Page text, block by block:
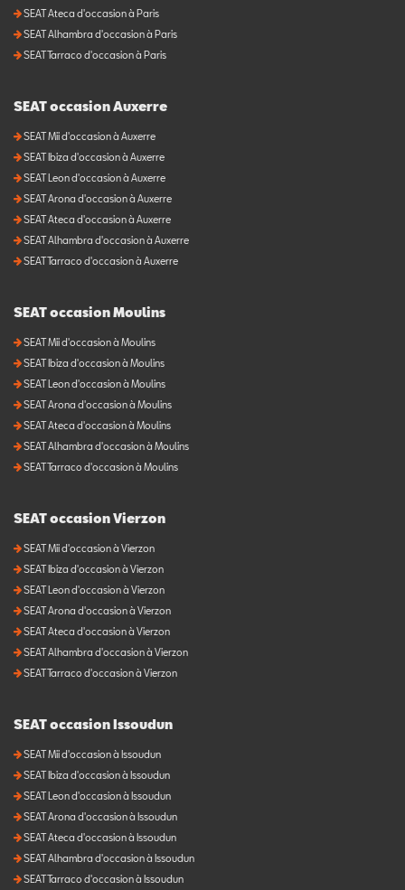
SEAT Ateca d'occasion à Paris
SEAT Alhambra d'occasion à Paris
SEAT Tarraco d'occasion à Paris
SEAT occasion Auxerre
SEAT Mii d'occasion à Auxerre
SEAT Ibiza d'occasion à Auxerre
SEAT Leon d'occasion à Auxerre
SEAT Arona d'occasion à Auxerre
SEAT Ateca d'occasion à Auxerre
SEAT Alhambra d'occasion à Auxerre
SEAT Tarraco d'occasion à Auxerre
SEAT occasion Moulins
SEAT Mii d'occasion à Moulins
SEAT Ibiza d'occasion à Moulins
SEAT Leon d'occasion à Moulins
SEAT Arona d'occasion à Moulins
SEAT Ateca d'occasion à Moulins
SEAT Alhambra d'occasion à Moulins
SEAT Tarraco d'occasion à Moulins
SEAT occasion Vierzon
SEAT Mii d'occasion à Vierzon
SEAT Ibiza d'occasion à Vierzon
SEAT Leon d'occasion à Vierzon
SEAT Arona d'occasion à Vierzon
SEAT Ateca d'occasion à Vierzon
SEAT Alhambra d'occasion à Vierzon
SEAT Tarraco d'occasion à Vierzon
SEAT occasion Issoudun
SEAT Mii d'occasion à Issoudun
SEAT Ibiza d'occasion à Issoudun
SEAT Leon d'occasion à Issoudun
SEAT Arona d'occasion à Issoudun
SEAT Ateca d'occasion à Issoudun
SEAT Alhambra d'occasion à Issoudun
SEAT Tarraco d'occasion à Issoudun